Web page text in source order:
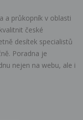
a průkopník v oblasti
české
desítek specialistů
Poradna je
nejen na webu, ale i